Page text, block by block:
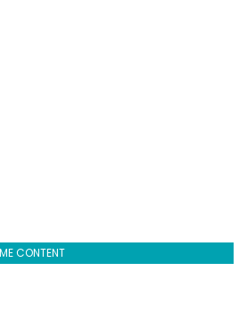
CONTENT